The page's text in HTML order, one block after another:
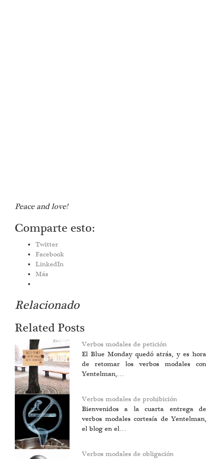
Peace and love!
Comparte esto:
Twitter
Facebook
LinkedIn
Más
Relacionado
Related Posts
Verbos modales de petición
El Blue Monday quedó atrás, y es hora
de retomar los verbos modales con
Yentelman,…
Verbos modales de prohibición
Bienvenidos a la cuarta entrega de
verbos modales cortesía de Yentelman,
el blog en el…
Verbos modales de obligación